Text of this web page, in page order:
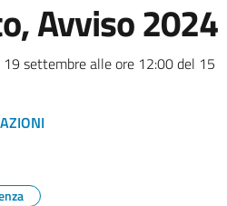
Avviso 2024
settembre alle ore 12:00 del 15